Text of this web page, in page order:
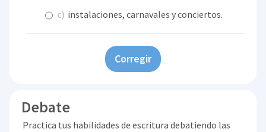
c) instalaciones, carnavales y conciertos.
Corregir
Debate
Practica tus habilidades de escritura debatiendo las